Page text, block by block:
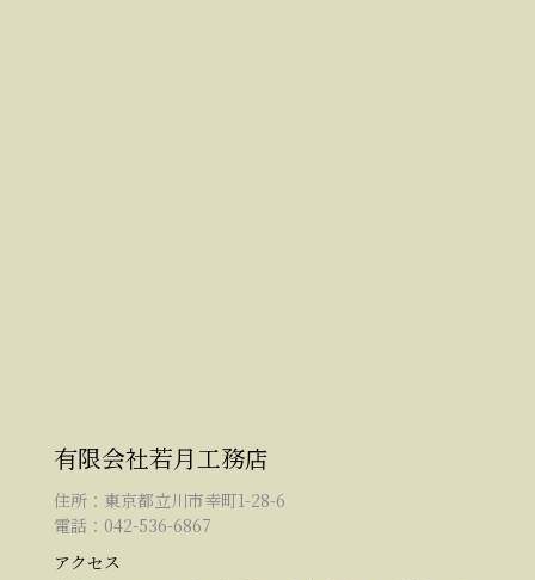
有限会社若月工務店
住所：東京都立川市幸町1-28-6
電話：042-536-6867
アクセス